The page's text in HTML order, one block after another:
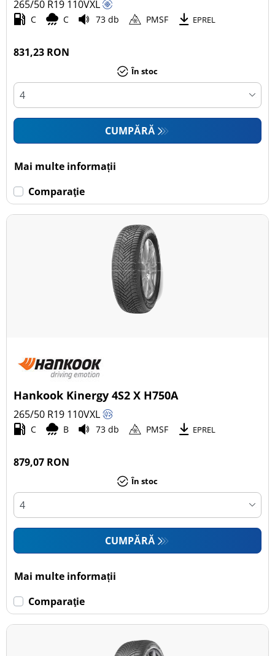
265/50 R19 110VXL
C C 73 db PMSF EPREL
831,23 RON
În stoc
CUMPĂRĂ
Mai multe informații
Comparaţie
Hankook Kinergy 4S2 X H750A
265/50 R19 110VXL
C B 73 db PMSF EPREL
879,07 RON
În stoc
CUMPĂRĂ
Mai multe informații
Comparaţie